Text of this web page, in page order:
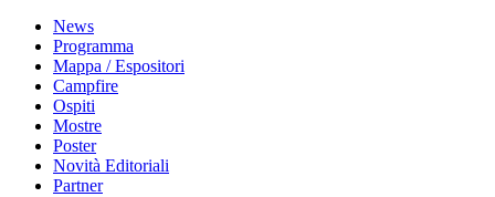
News
Programma
Mappa / Espositori
Campfire
Ospiti
Mostre
Poster
Novità Editoriali
Partner